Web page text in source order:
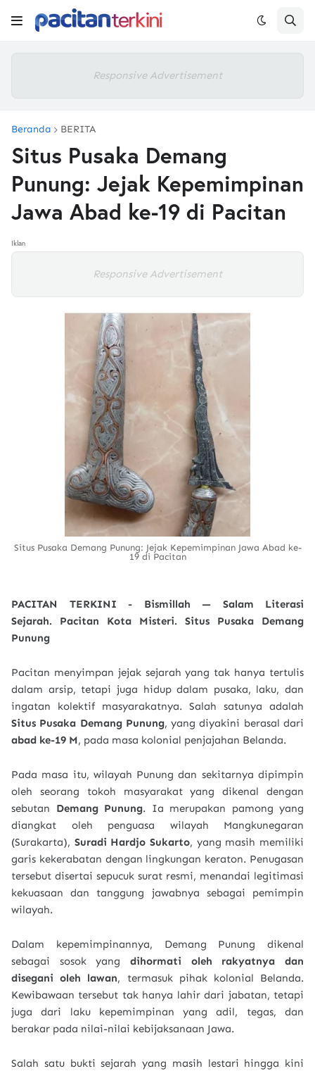
Responsive Advertisement
Beranda BERITA
Situs Pusaka Demang
Punung: Jejak Kepemimpinan
Jawa Abad ke-19 di Pacitan
Iklan
Responsive Advertisement
Situs Pusaka Demang Punung: Jejak Kepemimpinan Jawa Abad ke-
19 di Pacitan
PACITAN TERKINI - Bismillah — Salam Literasi
Sejarah. Pacitan Kota Misteri. Situs Pusaka Demang
Punung
Pacitan menyimpan jejak sejarah yang tak hanya tertulis
dalam arsip, tetapi juga hidup dalam pusaka, laku, dan
ingatan kolektif masyarakatnya. Salah satunya adalah
Situs Pusaka Demang Punung, yang diyakini berasal dari
abad ke-19 M, pada masa kolonial penjajahan Belanda.
Pada masa itu, wilayah Punung dan sekitarnya dipimpin
oleh seorang tokoh masyarakat yang dikenal dengan
sebutan Demang Punung. Ia merupakan pamong yang
diangkat oleh penguasa wilayah Mangkunegaran
(Surakarta), Suradi Hardjo Sukarto, yang masih memiliki
garis kekerabatan dengan lingkungan keraton. Penugasan
tersebut disertai sepucuk surat resmi, menandai legitimasi
kekuasaan dan tanggung jawabnya sebagai pemimpin
wilayah.
Dalam kepemimpinannya, Demang Punung dikenal
sebagai sosok yang dihormati oleh rakyatnya dan
disegani oleh lawan, termasuk pihak kolonial Belanda.
Kewibawaan tersebut tak hanya lahir dari jabatan, tetapi
juga dari laku kepemimpinan yang adil, tegas, dan
berakar pada nilai-nilai kebijaksanaan Jawa.
Salah satu bukti sejarah yang masih lestari hingga kini